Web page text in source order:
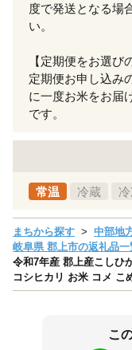
度で発送となる場
い。
【定期便をお選び
定期便お申し込み
に一度お米をお届
です。
常温 冷蔵
まちから探す 中部地
岐阜県 郡上市の返礼品一
令和7年産 郡上産こしひ
コシヒカリ お米 コメ こ
こ